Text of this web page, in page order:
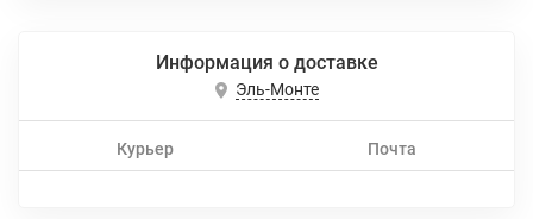
Информация о доставке
Эль-Монте
Курьер Почта